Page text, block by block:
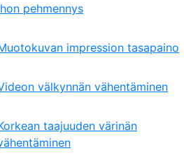
pehmennys
impression tasapaino
välkynnän vähentäminen
taajuuden värinän